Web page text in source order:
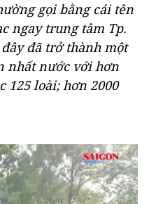
gọi bằng cái tên
ngay trung tâm Tp.
đã trở thành một
nhất nước với hơn
125 loài; hơn 2000